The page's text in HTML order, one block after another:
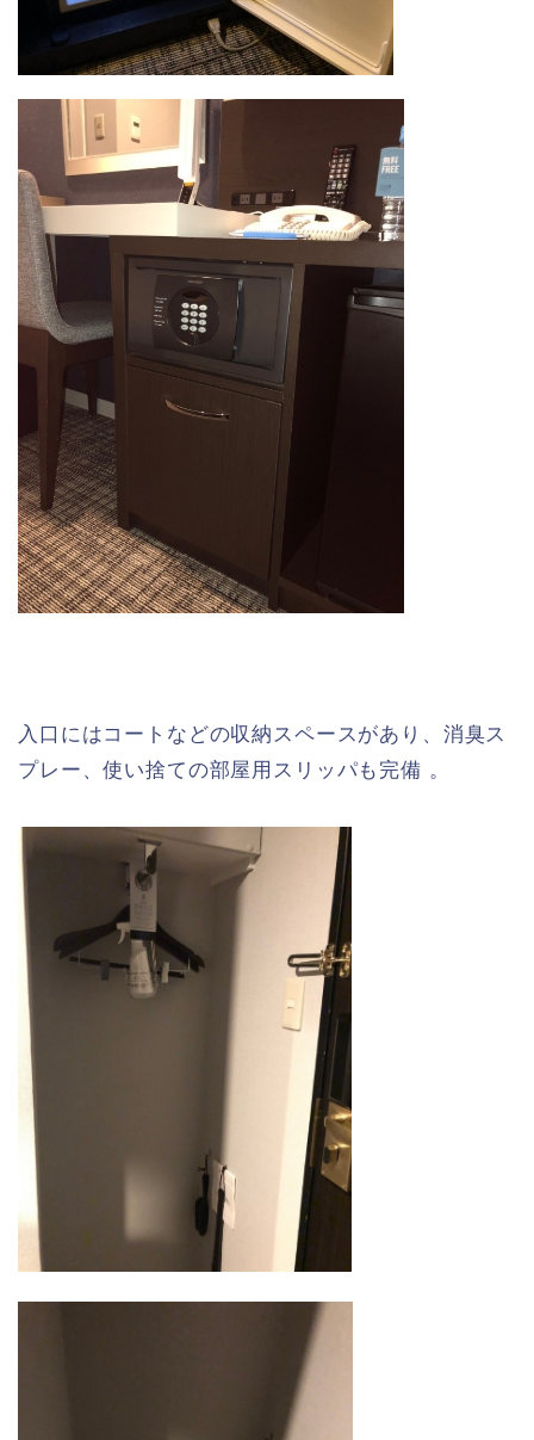
入口にはコートなどの収納スペースがあり、消臭ス
プレー、使い捨ての部屋用スリッパも完備 。